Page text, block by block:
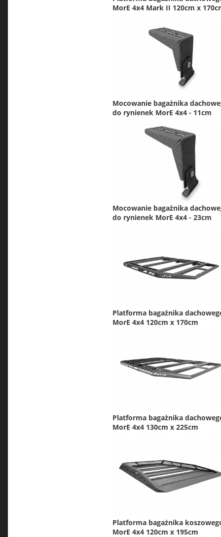
MorE 4x4 Mark II 120cm x
Mocowanie bagażnika
do rynienek MorE 4x4 - 11cm
Mocowanie bagażnika
do rynienek MorE 4x4 - 23cm
Platforma bagażnika
MorE 4x4 120cm x 170cm
Platforma bagażnika
MorE 4x4 130cm x 225cm
Platforma bagażnika
MorE 4x4 120cm x 195cm